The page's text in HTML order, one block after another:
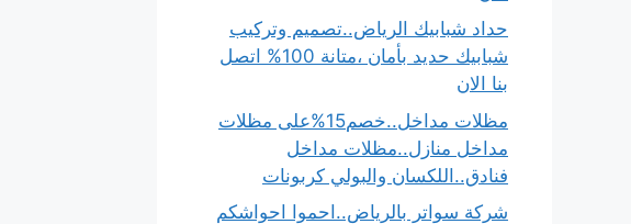
حداد شبابيك الرياض..تصميم وتركيب
شبابيك حديد بأمان ،متانة 100% اتصل
بنا الان
مظلات مداخل..خصم15%على مظلات
مداخل منازل..مظلات مداخل
فنادق..اللكسان والبولي كربونات
شركة سواتر بالرياض..احموا احواشكم